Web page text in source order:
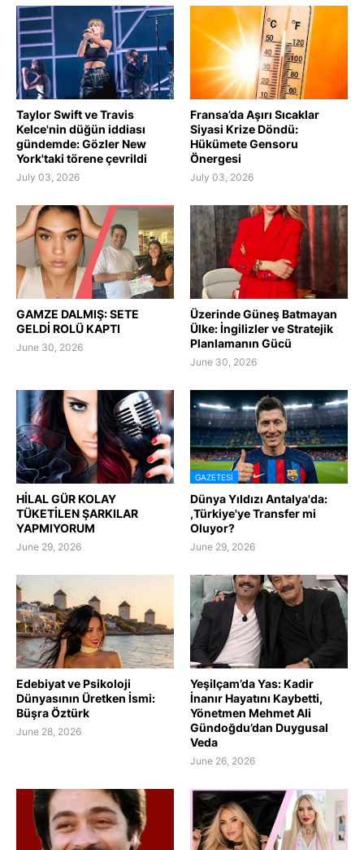
Taylor Swift ve Travis
Kelce'nin düğün iddiası
gündemde: Gözler New
York'taki törene çevrildi
July 03, 2026
Fransa’da Aşırı Sıcaklar
Siyasi Krize Döndü:
Hükümete Gensoru
Önergesi
July 03, 2026
GAMZE DALMIŞ: SETE
GELDİ ROLÜ KAPTI
June 30, 2026
Üzerinde Güneş Batmayan
Ülke: İngilizler ve Stratejik
Planlamanın Gücü
June 30, 2026
HİLAL GÜR KOLAY
TÜKETİLEN ŞARKILAR
YAPMIYORUM
June 29, 2026
GAZETESI
Dünya Yıldızı Antalya'da:
,Türkiye'ye Transfer mi
Oluyor?
June 29, 2026
Edebiyat ve Psikoloji
Dünyasının Üretken İsmi:
Büşra Öztürk
June 28, 2026
Yeşilçam’da Yas: Kadir
İnanır Hayatını Kaybetti,
Yönetmen Mehmet Ali
Gündoğdu’dan Duygusal
Veda
June 26, 2026